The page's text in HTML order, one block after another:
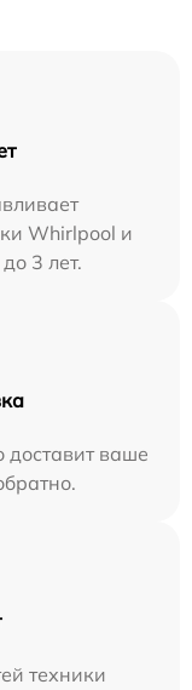
Whirlpool и
3 лет.
ваше
техники